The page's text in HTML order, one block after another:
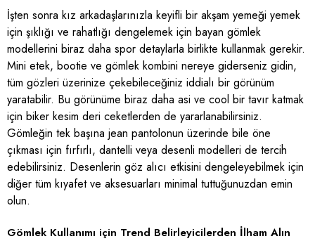
İşten sonra kız arkadaşlarınızla keyifli bir akşam yemeği yemek
için şıklığı ve rahatlığı dengelemek için bayan gömlek
modellerini biraz daha spor detaylarla birlikte kullanmak gerekir.
Mini etek, bootie ve gömlek kombini nereye giderseniz gidin,
tüm gözleri üzerinize çekebileceğiniz iddialı bir görünüm
yaratabilir. Bu görünüme biraz daha asi ve cool bir tavır katmak
için biker kesim deri ceketlerden de yararlanabilirsiniz.
Gömleğin tek başına jean pantolonun üzerinde bile öne
çıkması için fırfırlı, dantelli veya desenli modelleri de tercih
edebilirsiniz. Desenlerin göz alıcı etkisini dengeleyebilmek için
diğer tüm kıyafet ve aksesuarları minimal tuttuğunuzdan emin
olun.
Gömlek Kullanımı için Trend Belirleyicilerden İlham Alın